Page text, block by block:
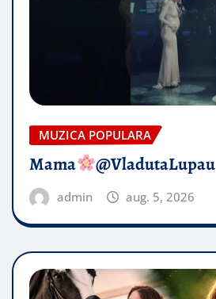
MUZICA POPULARA
Mama @VladutaLupau
admin aug. 5, 2026